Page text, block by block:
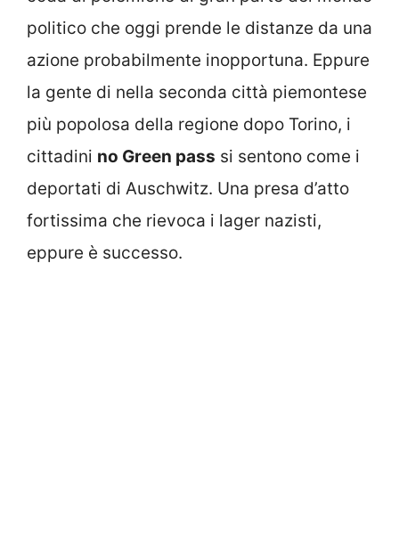
politico che oggi prende le distanze da una
azione probabilmente inopportuna. Eppure
la gente di nella seconda città piemontese
più popolosa della regione dopo Torino, i
cittadini no Green pass si sentono come i
deportati di Auschwitz. Una presa d’atto
fortissima che rievoca i lager nazisti,
eppure è successo.